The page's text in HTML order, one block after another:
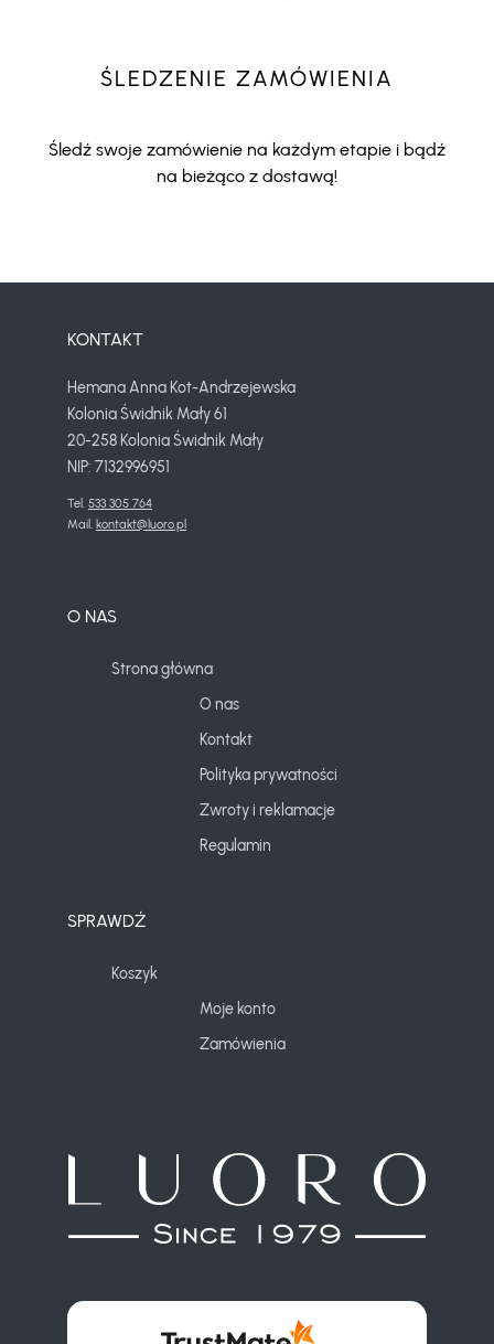
ŚLEDZENIE ZAMÓWIENIA
Śledź swoje zamówienie na każdym etapie i bądź
na bieżąco z dostawą!
KONTAKT
Hemana Anna Kot-Andrzejewska
Kolonia Świdnik Mały 61
20-258 Kolonia Świdnik Mały
NIP: 7132996951
Tel. 533 305 764
Mail. kontakt@luoro.pl
O NAS
Strona główna
O nas
Kontakt
Polityka prywatności
Zwroty i reklamacje
Regulamin
SPRAWDŹ
Koszyk
Moje konto
Zamówienia